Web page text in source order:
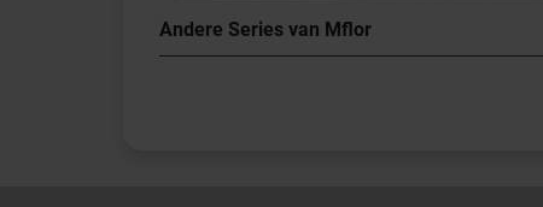
Andere Series van Mflor